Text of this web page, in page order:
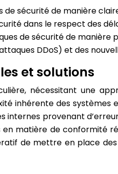
sécurité de manière
dans le respect des
de sécurité de manière
DDoS) et des
et solutions
nécessitant une
inhérente des systèmes
provenant
matière de conformité
de mettre en place